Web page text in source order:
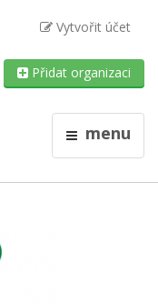
Vytvořit účet
Přidat organizaci
menu